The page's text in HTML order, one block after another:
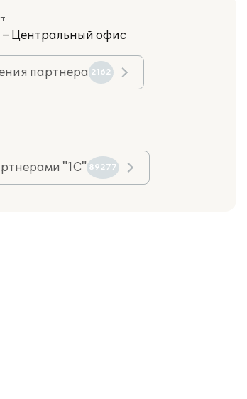
Центральный офис
партнера 2162
"1С" 89277